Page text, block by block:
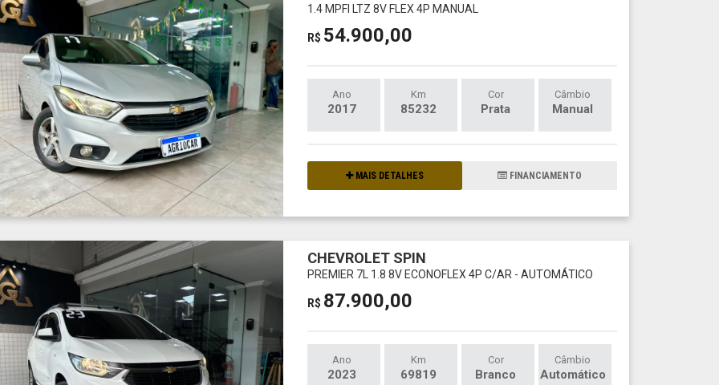
1.4 MPFI LTZ 8V FLEX 4P MANUAL
R$ 54.900,00
Ano
2017
Km
85232
Cor
Prata
Câmbio
Manual
MAIS DETALHES FINANCIAMENTO
CHEVROLET SPIN
PREMIER 7L 1.8 8V ECONOFLEX 4P C/AR - AUTOMÁTICO
R$ 87.900,00
Ano
2023
Km
69819
Cor
Branco
Câmbio
Automático